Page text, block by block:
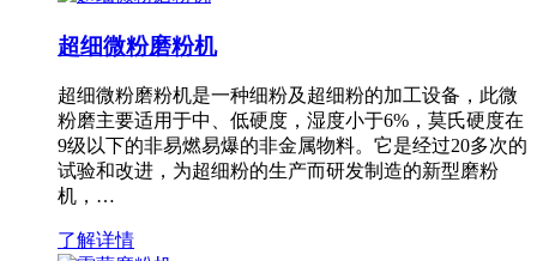
超细微粉磨粉机
超细微粉磨粉机是一种细粉及超细粉的加工设备，此微
粉磨主要适用于中、低硬度，湿度小于6%，莫氏硬度在
9级以下的非易燃易爆的非金属物料。它是经过20多次的
试验和改进，为超细粉的生产而研发制造的新型磨粉
机，…
了解详情